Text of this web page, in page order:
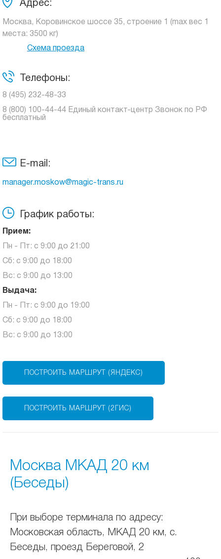
Адрес:
Москва, Коровинское шоссе 35, строение 1 (max вес 1
места: 3500 кг)
Схема проезда
Телефоны:
8 (495) 232-48-33
8 (800) 100-44-44 Единый контакт-центр Звонок по РФ
бесплатный
E-mail:
manager.moskow@magic-trans.ru
График работы:
Прием:
Пн - Пт: с 9:00 до 21:00
Сб: с 9:00 до 18:00
Вс: с 9:00 до 13:00
Выдача:
Пн - Пт: с 9:00 до 19:00
Сб: с 9:00 до 18:00
Вс: с 9:00 до 13:00
ПОСТРОИТЬ МАРШРУТ (ЯНДЕКС)
ПОСТРОИТЬ МАРШРУТ (2ГИС)
Москва МКАД 20 км
(Беседы)
При выборе терминала по адресу:
Московская область, МКАД 20 км, с.
Беседы, проезд Береговой, 2